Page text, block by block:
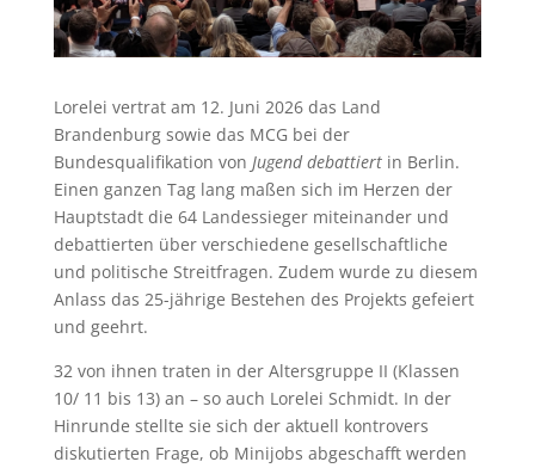
Lorelei vertrat am 12. Juni 2026 das Land
Brandenburg sowie das MCG bei der
Bundesqualifikation von Jugend debattiert in Berlin.
Einen ganzen Tag lang maßen sich im Herzen der
Hauptstadt die 64 Landessieger miteinander und
debattierten über verschiedene gesellschaftliche
und politische Streitfragen. Zudem wurde zu diesem
Anlass das 25-jährige Bestehen des Projekts gefeiert
und geehrt.
32 von ihnen traten in der Altersgruppe II (Klassen
10/ 11 bis 13) an – so auch Lorelei Schmidt. In der
Hinrunde stellte sie sich der aktuell kontrovers
diskutierten Frage, ob Minijobs abgeschafft werden